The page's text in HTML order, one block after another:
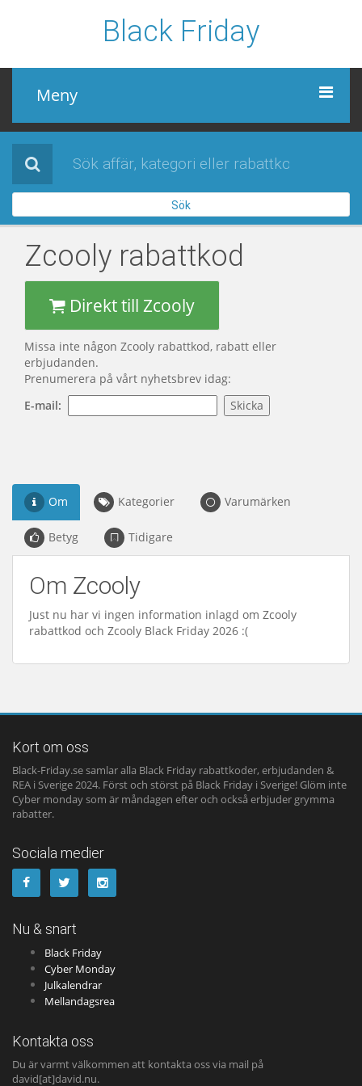
Black Friday
Meny
Black Friday
Alla affärer
Sidor
Sök
Zcooly rabattkod
Direkt till Zcooly
Missa inte någon Zcooly rabattkod, rabatt eller
erbjudanden.
Prenumerera på vårt nyhetsbrev idag:
E-mail:
Om Kategorier Varumärken
Betyg Tidigare
Om Zcooly
Just nu har vi ingen information inlagd om Zcooly
rabattkod och Zcooly Black Friday 2026 :(
Kort om oss
Black-Friday.se samlar alla Black Friday rabattkoder, erbjudanden &
REA i Sverige 2024. Först och störst på Black Friday i Sverige! Glöm inte
Cyber monday som är måndagen efter och också erbjuder grymma
rabatter.
Sociala medier
Nu & snart
Black Friday
Cyber Monday
Julkalendrar
Mellandagsrea
Kontakta oss
Du är varmt välkommen att kontakta oss via mail på
david[at]david.nu.